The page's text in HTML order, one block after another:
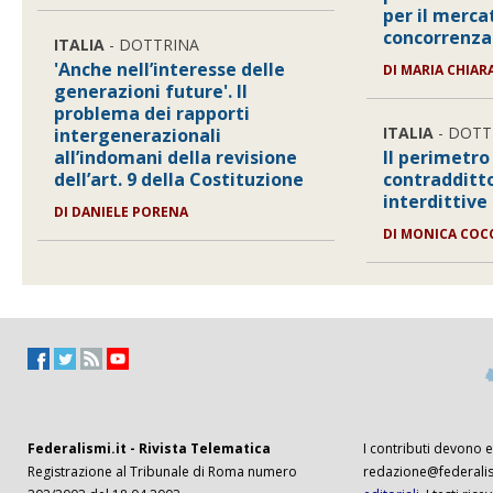
ITALIA - DOTTRINA
'Anche nell’interesse delle
generazioni future'. Il
problema dei rapporti
intergenerazionali
all’indomani della revisione
dell’art. 9 della Costituzione
DI DANIELE PORENA
per il
concorrenza
DI MARIA
ITALIA -
Il
interdittive
DI MONICA
Federalismi.it - Rivista Telematica
Registrazione al Tribunale di Roma numero
I contributi devono